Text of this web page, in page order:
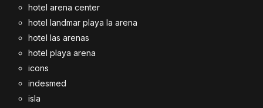
hotel arena center
hotel landmar playa la arena
hotel las arenas
hotel playa arena
icons
indesmed
isla